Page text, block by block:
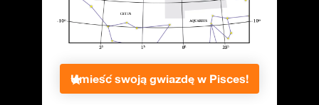
Umieść swoją gwiazdę w Pisces!